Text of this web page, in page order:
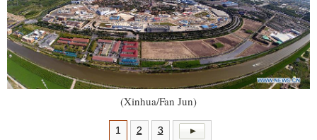
TOURISME DOCUMENTS
DOSSIERS PHOTOS
VIDÉOS
(Xinhua/Fan Jun)
1 2 3